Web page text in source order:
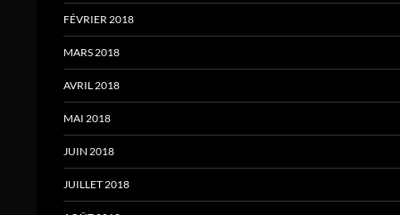
FÉVRIER 2018
MARS 2018
AVRIL 2018
MAI 2018
JUIN 2018
JUILLET 2018